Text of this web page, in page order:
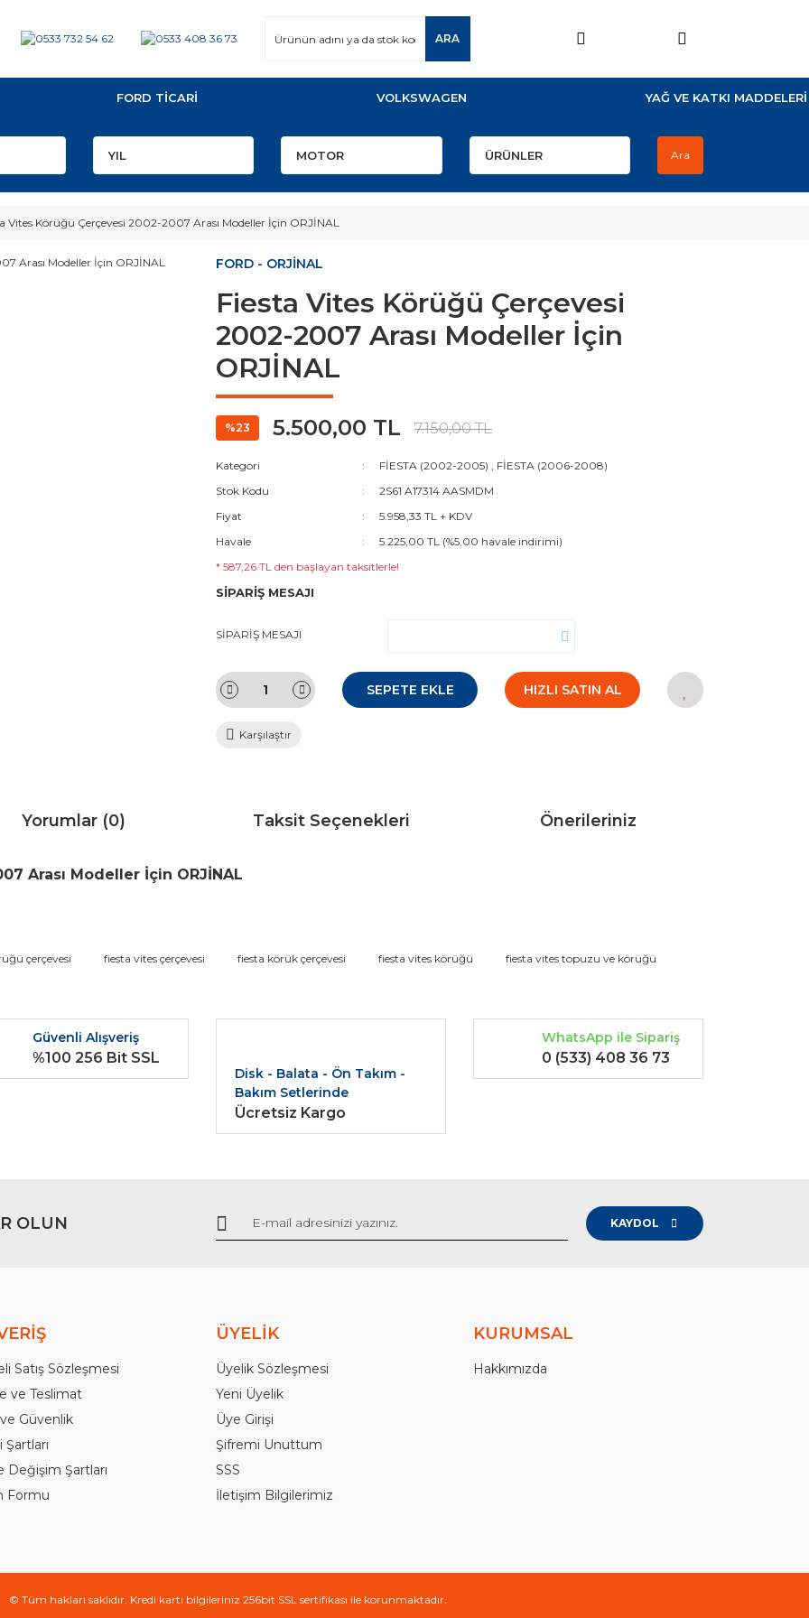
ARA
FORD TİCARİ VOLKSWAGEN YAĞ VE KATKI MADDELERİ
Ara
Vites Körüğü Çerçevesi 2002-2007 Arası Modeller İçin ORJİNAL
FORD - ORJİNAL
Fiesta Vites Körüğü Çerçevesi
2002-2007 Arası Modeller İçin
ORJİNAL
%23 5.500,00 TL 7.150,00 TL
Kategori FİESTA (2002-2005) , FİESTA (2006-2008)
Stok Kodu
2S61 A17314 AASMDM
Fiyat
5.958,33 TL + KDV
Havale
5.225,00 TL (%5,00 havale indirimi)
* 587,26 TL den başlayan taksitlerle!
SİPARİŞ MESAJI
SİPARİŞ MESAJI
SEPETE EKLE HIZLI SATIN AL
Karşılaştır
Yorumlar (0) Taksit Seçenekleri Önerileriniz
Arası Modeller İçin ORJİNAL
ve diğer konularda yetersiz gördüğünüz noktaları öneri formunu kullanarak tarafımıza iletebilirsiniz.
Gönder
çerçevesi fiesta vites çerçevesi fiesta körük çerçevesi fiesta vites körüğü fiesta vites topuzu ve körüğü
Güvenli Alışveriş
%100 256 Bit SSL
Disk - Balata - Ön Takım -
Bakım Setlerinde
Ücretsiz Kargo
WhatsApp ile Sipariş
0 (533) 408 36 73
OLUN KAYDOL
Satış Sözleşmesi
ve Teslimat
Güvenlik
Şartları
Değişim Şartları
Formu
ÜYELİK
Üyelik Sözleşmesi
Yeni Üyelik
Üye Girişi
Şifremi Unuttum
SSS
İletişim Bilgilerimiz
KURUMSAL
Hakkımızda
© Tüm hakları saklıdır. Kredi kartı bilgileriniz 256bit SSL sertifikası ile korunmaktadır.